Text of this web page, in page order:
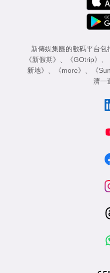
新傳媒集團的數碼平台
《新假期》 、 《GOtrip》 、
新地》 、 《more》 、 《
濟一